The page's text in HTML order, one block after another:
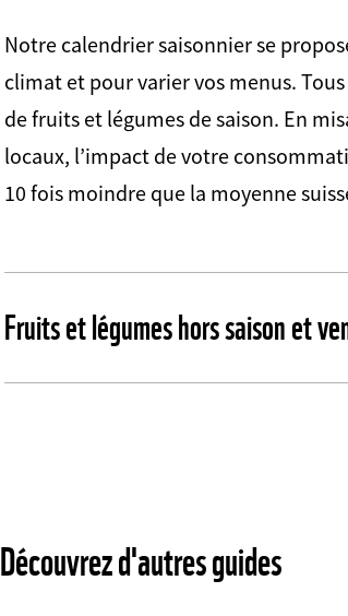
Notre calendrier saisonnier se
climat et pour varier vos menus.
de fruits et légumes de saison. En
locaux, l’impact de votre
10 fois moindre que la moyenne
Fruits et légumes hors saison et
Découvrez d'autres guides